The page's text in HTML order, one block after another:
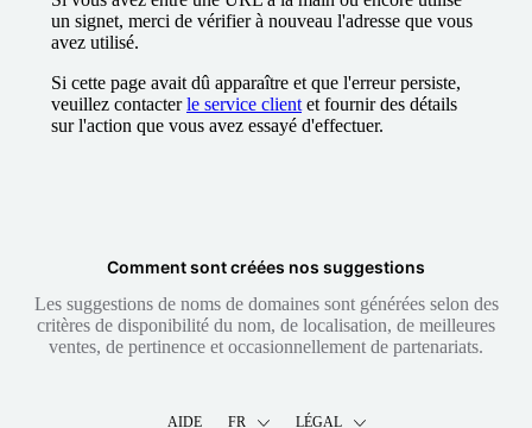
un signet, merci de vérifier à nouveau l'adresse que vous
avez utilisé.
Si cette page avait dû apparaître et que l'erreur persiste,
veuillez contacterle service client et fournir des détails
sur l'action que vous avez essayé d'effectuer.
Comment sont créées nos suggestions
Les suggestions de noms de domaines sont générées selon des
critères de disponibilité du nom, de localisation, de meilleures
ventes, de pertinence et occasionnellement de partenariats.
AIDE FR LÉGAL